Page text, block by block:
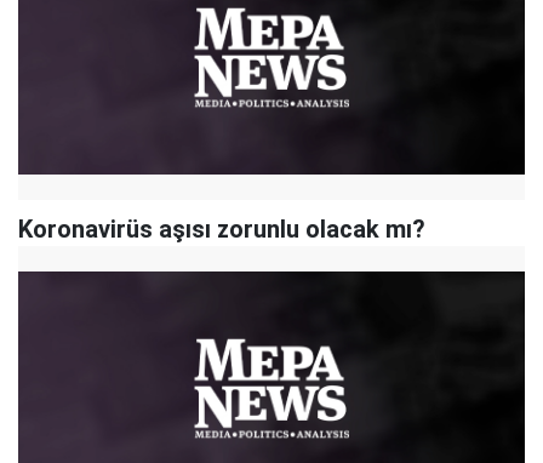
Koronavirüs aşısı zorunlu olacak mı?